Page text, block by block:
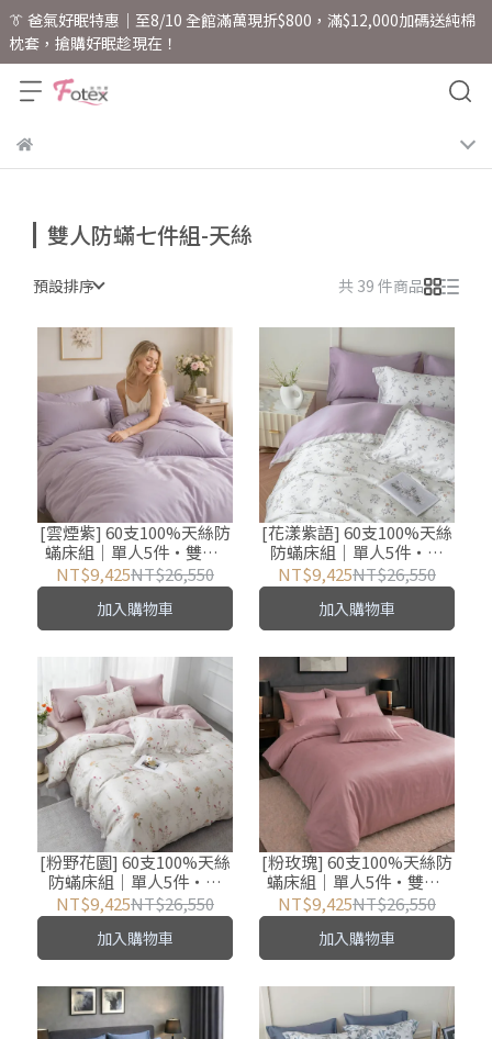
👔 爸氣好眠特惠｜至8/10 全館滿萬現折$800，滿$12,000加碼送純棉
枕套，搶購好眠趁現在！
雙人防蟎七件組-天絲
預設排序 共 39 件商品
[雲煙紫] 60支100%天絲防
蟎床組｜單人5件・雙人/
加大/特大7件
NT$9,425NT$26,550
加入購物車
[花漾紫語] 60支100%天絲
防蟎床組｜單人5件・雙
人/加大/特大7件
NT$9,425NT$26,550
加入購物車
[粉野花園] 60支100%天絲
防蟎床組｜單人5件・雙
人/加大/特大7件
NT$9,425NT$26,550
加入購物車
[粉玫瑰] 60支100%天絲防
蟎床組｜單人5件・雙人/
加大/特大7件
NT$9,425NT$26,550
加入購物車